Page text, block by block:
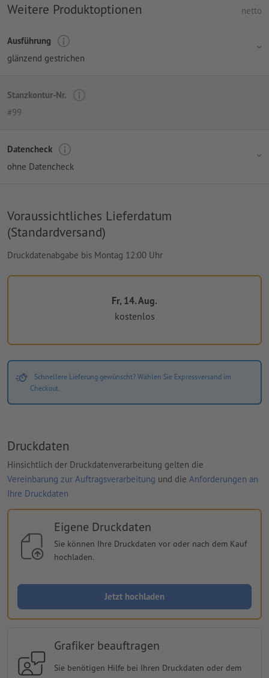
Weitere Produktoptionen netto
Ausführung
glänzend gestrichen
Stanzkontur-Nr.
#99
Datencheck
ohne Datencheck
Voraussichtliches Lieferdatum
(Standardversand)
Druckdatenabgabe bis Montag 12:00 Uhr
Fr, 14. Aug.
kostenlos
Schnellere Lieferung gewünscht? Wählen Sie Expressversand im
Checkout.
Druckdaten
Hinsichtlich der Druckdatenverarbeitung gelten die
Vereinbarung zur Auftragsverarbeitung und die Anforderungen an
Ihre Druckdaten
Eigene Druckdaten
Sie können Ihre Druckdaten vor oder nach dem Kauf
hochladen.
Jetzt hochladen
Grafiker beauftragen
Sie benötigen Hilfe bei Ihren Druckdaten oder dem